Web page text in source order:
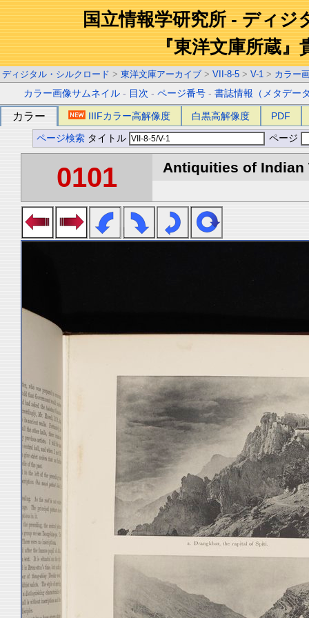
国立情報学研究所 - ディジ
『東洋文庫所蔵』
ディジタル・シルクロード > 東洋文庫アーカイブ > VII-8-5 > V-1 > カラー
カラー画像サムネイル - 目次 -ページ番号 -書誌情報（メタデー
カラー IIIFカラー高解像度 白黒高解像度 PDF
ページ検索 タイトル ページ
0101 Antiquities of Indian